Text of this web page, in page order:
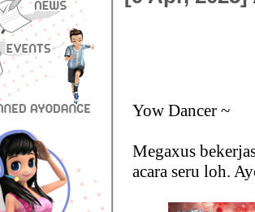
Yow Dancer ~
Megaxus
acara seru loh.